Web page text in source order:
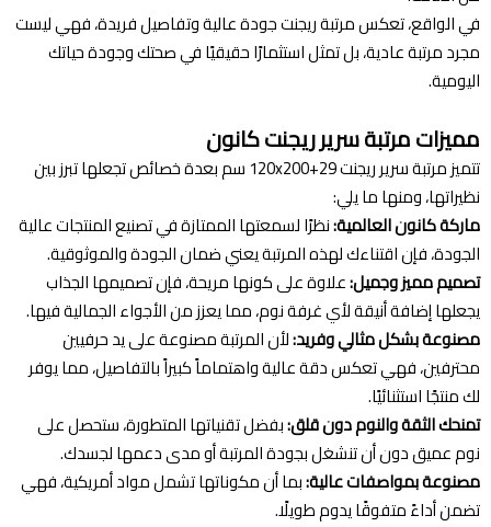
في الواقع، تعكس مرتبة ريجنت جودة عالية وتفاصيل فريدة، فهي ليست
مجرد مرتبة عادية، بل تمثل استثمارًا حقيقيًا في صحتك وجودة حياتك
اليومية.
مميزات مرتبة سرير ريجنت كانون
تتميز مرتبة سرير ريجنت 120x200+29 سم بعدة خصائص تجعلها تبرز بين
نظيراتها، ومنها ما يلي:
ماركة كانون العالمية:نظرًا لسمعتها الممتازة في تصنيع المنتجات عالية
الجودة، فإن اقتناءك لهذه المرتبة يعني ضمان الجودة والموثوقية.
تصميم مميز وجميل:علاوة على كونها مريحة، فإن تصميمها الجذاب
يجعلها إضافة أنيقة لأي غرفة نوم، مما يعزز من الأجواء الجمالية فيها.
مصنوعة بشكل مثالي وفريد:لأن المرتبة مصنوعة على يد حرفيين
محترفين، فهي تعكس دقة عالية واهتماماً كبيراً بالتفاصيل، مما يوفر
لك منتجًا استثنائيًا.
تمنحك الثقة والنوم دون قلق:بفضل تقنياتها المتطورة، ستحصل على
نوم عميق دون أن تنشغل بجودة المرتبة أو مدى دعمها لجسدك.
مصنوعة بمواصفات عالية:بما أن مكوناتها تشمل مواد أمريكية، فهي
تضمن أداءً متفوقًا يدوم طويلًا.